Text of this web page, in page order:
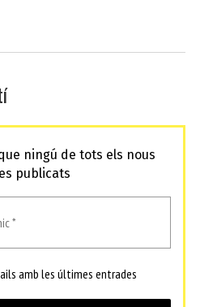
ningú de tots els nous
publicats
amb les últimes entrades